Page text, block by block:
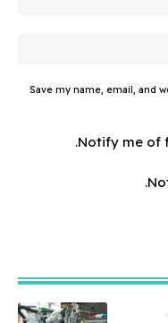
Save my name, email, and
Notify me of